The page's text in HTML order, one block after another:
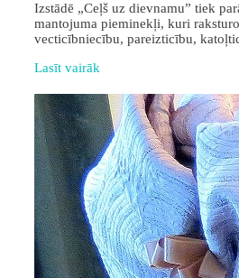
Izstādē „Ceļš uz dievnamu” tiek
mantojuma pieminekļi, kuri
vecticībniecību, pareizticību,
Lasīt vairāk